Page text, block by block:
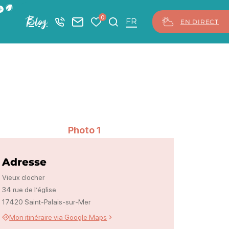
la barre de navigation du mode éco
Blog +33 5 46 08 21 00
Nous contacter
Mes favoris
0 Je recherche
FR EN DIRECT
Photo 1
Adresse
Vieux clocher
34 rue de l’église
17420 Saint-Palais-sur-Mer
Mon itinéraire via Google Maps